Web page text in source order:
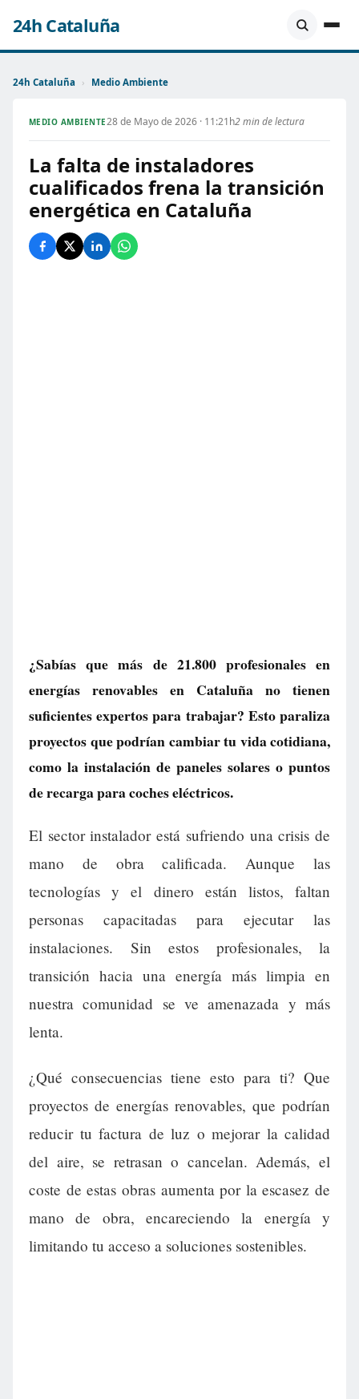
24h Cataluña
24h Cataluña › Medio Ambiente
MEDIO AMBIENTE28 de Mayo de 2026 · 11:21h2 min de lectura
La falta de instaladores
cualificados frena la transición
energética en Cataluña
¿Sabías que más de 21.800 profesionales en
energías renovables en Cataluña no tienen
suficientes expertos para trabajar? Esto paraliza
proyectos que podrían cambiar tu vida cotidiana,
como la instalación de paneles solares o puntos
de recarga para coches eléctricos.
El sector instalador está sufriendo una crisis de
mano de obra calificada. Aunque las
tecnologías y el dinero están listos, faltan
personas capacitadas para ejecutar las
instalaciones. Sin estos profesionales, la
transición hacia una energía más limpia en
nuestra comunidad se ve amenazada y más
lenta.
¿Qué consecuencias tiene esto para ti? Que
proyectos de energías renovables, que podrían
reducir tu factura de luz o mejorar la calidad
del aire, se retrasan o cancelan. Además, el
coste de estas obras aumenta por la escasez de
mano de obra, encareciendo la energía y
limitando tu acceso a soluciones sostenibles.